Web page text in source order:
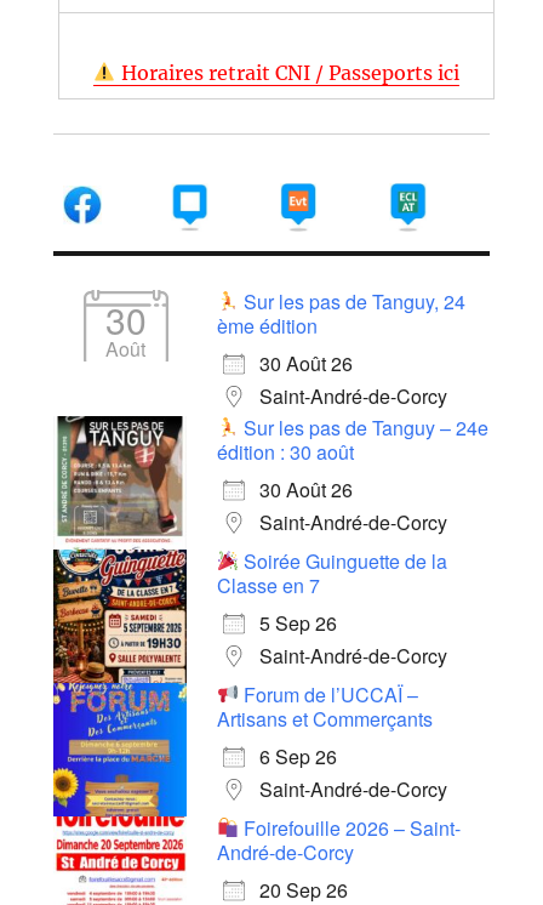
Horaires retrait CNI / Passeports ici
30
Août
Sur les pas de Tanguy, 24
ème édition
30 Août 26
Saint-André-de-Corcy
Sur les pas de Tanguy – 24e
édition : 30 août
30 Août 26
Saint-André-de-Corcy
Soirée Guinguette de la
Classe en 7
5 Sep 26
Saint-André-de-Corcy
Forum de l’UCCAÏ –
Artisans et Commerçants
6 Sep 26
Saint-André-de-Corcy
Foirefouille 2026 – Saint-
André-de-Corcy
20 Sep 26